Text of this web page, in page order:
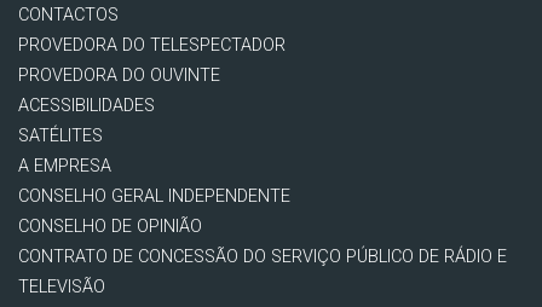
CONTACTOS
PROVEDORA DO TELESPECTADOR
PROVEDORA DO OUVINTE
ACESSIBILIDADES
SATÉLITES
A EMPRESA
CONSELHO GERAL INDEPENDENTE
CONSELHO DE OPINIÃO
CONTRATO DE CONCESSÃO DO SERVIÇO PÚBLICO DE RÁDIO E
TELEVISÃO